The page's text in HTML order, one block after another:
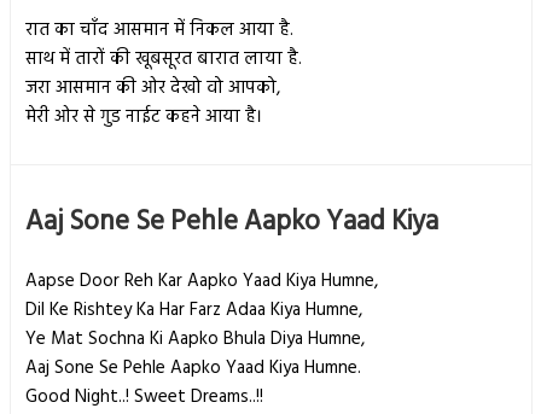
रात का चाँद आसमान में निकल आया है.
साथ में तारों की खूबसूरत बारात लाया है.
जरा आसमान की ओर देखो वो आपको,
मेरी ओर से गुड नाईट कहने आया है।
Aaj Sone Se Pehle Aapko Yaad Kiya
Aapse Door Reh Kar Aapko Yaad Kiya Humne,
Dil Ke Rishtey Ka Har Farz Adaa Kiya Humne,
Ye Mat Sochna Ki Aapko Bhula Diya Humne,
Aaj Sone Se Pehle Aapko Yaad Kiya Humne.
Good Night..! Sweet Dreams..!!